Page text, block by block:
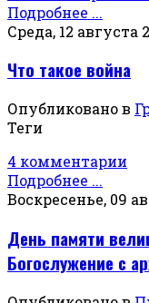
Подробнее ...
Среда, 12 августа
Что такое война
Опубликовано в
Теги
4 комментарии
Подробнее ...
Воскресенье, 09
День памяти
Богослужение с